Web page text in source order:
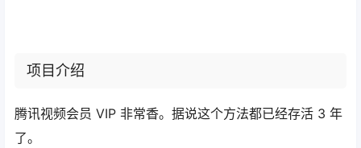
项目介绍
腾讯视频会员 VIP 非常香。据说这个方法都已经存活 3 年
了。